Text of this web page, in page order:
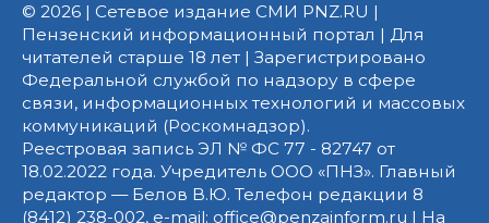
© 2026 | Сетевое издание СМИ PNZ.RU |
Пензенский информационный портал | Для
читателей старше 18 лет | Зарегистрировано
Федеральной службой по надзору в сфере
связи, информационных технологий и массовых
коммуникаций (Роскомнадзор).
Реестровая запись ЭЛ № ФС 77 - 82747 от
18.02.2022 года. Учредитель ООО «ПНЗ». Главный
редактор — Белов В.Ю. Телефон редакции 8
(8412) 238-002, e-mail: office@penzainform.ru | На